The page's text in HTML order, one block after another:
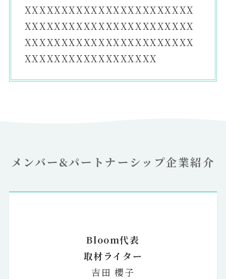
XXXXXXXXXXXXXXXXXXXXXXX
XXXXXXXXXXXXXXXXXXXXXXX
XXXXXXXXXXXXXXXXXXXXXXX
XXXXXXXXXXXXXXXXXX
メンバー&パートナーシップ企業紹介
Bloom代表
取材ライター
吉田 櫻子